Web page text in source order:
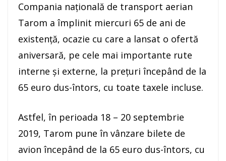
Compania naţională de transport aerian
Tarom a împlinit miercuri 65 de ani de
existenţă, ocazie cu care a lansat o ofertă
aniversară, pe cele mai importante rute
interne şi externe, la preţuri începând de la
65 euro dus-întors, cu toate taxele incluse.
Astfel, în perioada 18 – 20 septembrie
2019, Tarom pune în vânzare bilete de
avion începând de la 65 euro dus-întors, cu